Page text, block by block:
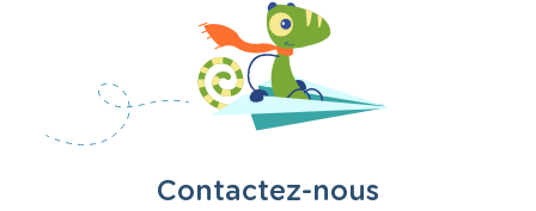
Contactez-nous